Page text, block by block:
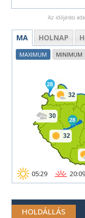
Az időjárási
MA HOLNAP
32
30
32
28
28
05:29 20:09
MAXIMUM MINIMUM
HOLDÁLLÁS